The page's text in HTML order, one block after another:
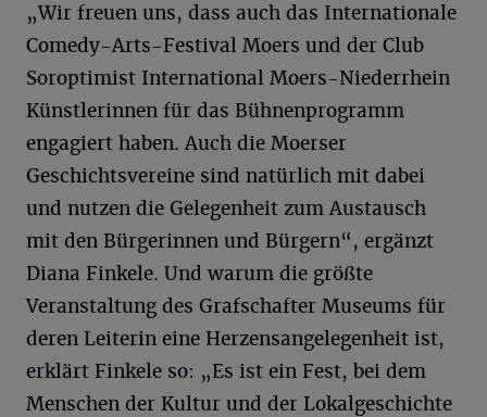
„Wir freuen uns, dass auch das Internationale
Comedy-Arts-Festival Moers und der Club
Soroptimist International Moers-Niederrhein
Künstlerinnen für das Bühnenprogramm
engagiert haben. Auch die Moerser
Geschichtsvereine sind natürlich mit dabei
und nutzen die Gelegenheit zum Austausch
mit den Bürgerinnen und Bürgern“, ergänzt
Diana Finkele. Und warum die größte
Veranstaltung des Grafschafter Museums für
deren Leiterin eine Herzensangelegenheit ist,
erklärt Finkele so: „Es ist ein Fest, bei dem
Menschen der Kultur und der Lokalgeschichte